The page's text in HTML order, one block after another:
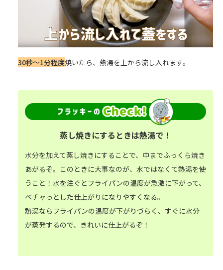
30秒～1分程度焼いたら、熱湯を上から流し入れます。
蒸し焼きにするときは熱湯で！
水分を加えて蒸し焼きにすることで、中までふっくら焼き
あがるぞ。このときに大事なのが、水ではなくて熱湯を使
うこと！水を注ぐとフライパンの温度が急激に下がって、
ベチャっとした仕上がりになりやすくなる。
熱湯ならフライパンの温度が下がりづらく、すぐに水分
が蒸発するので、きれいに仕上がるぞ！